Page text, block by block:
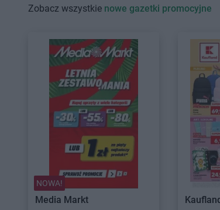
Zobacz wszystkie nowe gazetki promocyjne
NOWA!
Media Markt